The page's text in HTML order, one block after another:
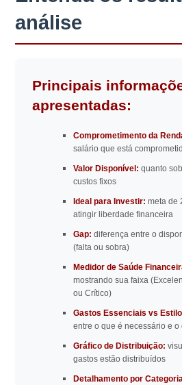
análise
Principais
apresentadas:
Comprometimento da
salário que está
Valor Disponível: quanto
custos fixos
Ideal para Investir: meta de
atingir liberdade financeira
Gap: diferença entre o
(falta ou sobra)
Medidor de Saúde
mostrando sua faixa
ou Crítico)
Gastos Essenciais vs
entre o que é necessário e
Gráfico de Distribuição:
gastos estão distribuídos
Detalhamento por